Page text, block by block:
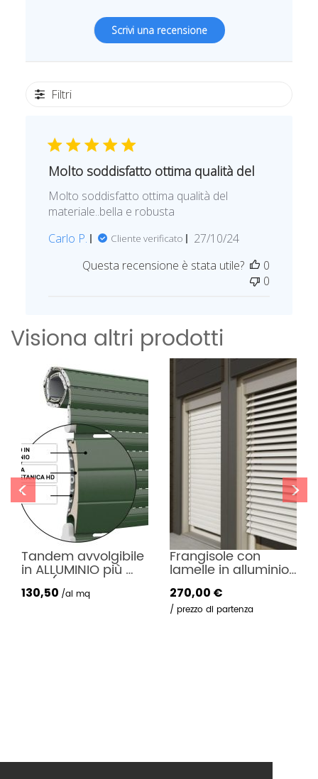
Scrivi una recensione
Filtri
Molto soddisfatto ottima qualità del
Molto soddisfatto ottima qualità del
materiale..bella e robusta
Carlo P.
Cliente verificato
D
t
p
u
b
b
l
i
c
a
z
27/10/24
Questa recensione è stata utile?
0
0
Visiona altri prodotti
<
più
Frangisole con
lamelle in alluminio
a motore o argano
270,00
Pergoelit
prezzo di partenza
>